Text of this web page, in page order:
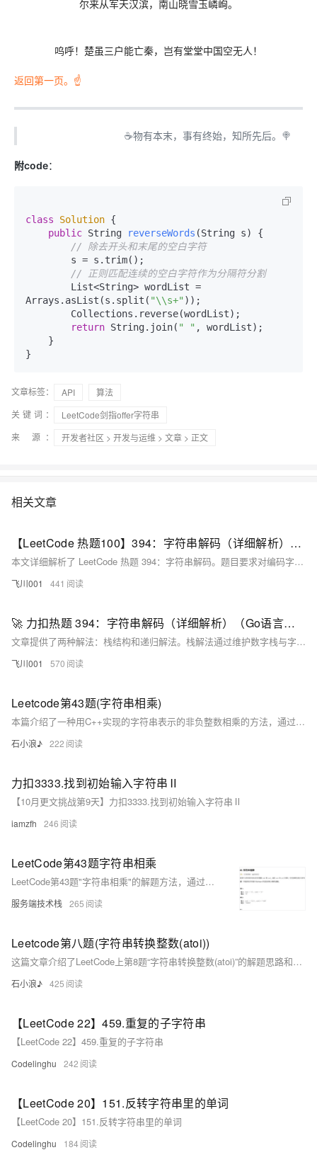
尔来从军天汉滨，南山晓雪玉嶙峋。
呜呼！楚虽三户能亡秦，岂有堂堂中国空无人！
返回第一页。☝
☕物有本末，事有终始，知所先后。🍭
附code：
class Solution {
public String reverseWords (String s)
{
// 除去开头和末尾的空白字符
// 正则匹配连续的空白字符作为分隔符分割
Arrays.asList(s.split( "\\s+" ));
return String.join( " " , wordList);
}
文章标签： API
算法
关键词：
LeetCode剑指offer字符串
来 源：
开发者社区 > 开发与运维 > 文章 > 正文
相关文章
【LeetCode 热题100】394：字符串解码（详细解析）（Go语言版）
本文详细解析了 LeetCode 热题 394：字符串解码。题目要求对编码字符串如 `k[encoded_string]` 进行解码，其中 `encoded_string` 需重复 `k` 次。文章提供了两种解法：使用栈模拟和递归 DFS，并附有 Go 语言实现代码。栈解法通过数字栈与字符串栈记录状态，适合迭代；递归解法则利用函数调用处理嵌套结构，代码更简洁。两者时间复杂度均为 O(n)，但递归需注意栈深度问题。文章还总结了解题注意事项及适用场景，帮助读者更好地掌握字符串嵌套解析技巧。
飞川001 441
🚀 力扣热题 394：字符串解码（详细解析）（Go语言版）
文章提供了两种解法：栈结构和递归解法。栈解法通过维护数字栈与字符串栈，依次处理 `[` 和 `]`，构造解码结果；递归解法则利用函数调用逐层解析嵌套结构。两者时间复杂度均为
飞川001 570
Leetcode第43题(字符串相乘)
本篇介绍了一种用C++实现的字符串表示的非负整数相乘的方法，通过逆向编号字符串，将乘法运算转化为二维数组的累加过程，最后处理进位并转换为字符串结果，解决了两个大数相乘的问题。
石小浪♪ 222
力扣3333.找到初始输入字符串Ⅱ
【10月更文挑战第9天】力扣3333.找到初始输入字符串Ⅱ
iamzfh 246
LeetCode第43题字符串相乘
LeetCode第43题"字符串相乘"的解题方法，通过使用数组存储乘积并处理进位，避免了字符串转换数字的复杂性，提高了算法效率。
服务端技术栈 265
Leetcode第八题(字符串转换整数(atoi))
这篇文章介绍了LeetCode上第8题“字符串转换整数(atoi)”的解题思路和C++的实现方法，包括处理前导空格、正负号、连续数字字符以及整数溢出的情况。
石小浪♪ 425
【LeetCode 22】459.重复的子字符串
【LeetCode 22】459.重复的子字符串
Codelinghu 242
【LeetCode 20】151.反转字符串里的单词
【LeetCode 20】151.反转字符串里的单词
Codelinghu 184